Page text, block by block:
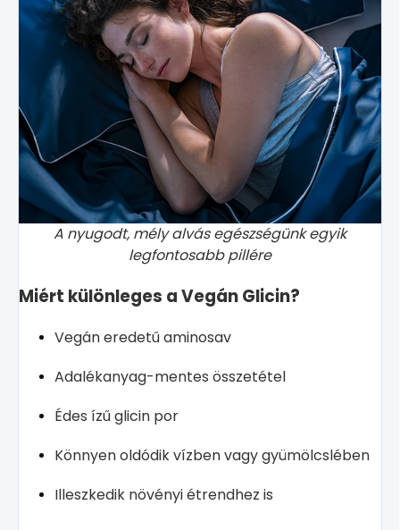
A nyugodt, mély alvás egészségünk egyik
legfontosabb pillére
Miért különleges a Vegán Glicin?
Vegán eredetű aminosav
Adalékanyag-mentes összetétel
Édes ízű glicin por
Könnyen oldódik vízben vagy gyümölcslében
Illeszkedik növényi étrendhez is